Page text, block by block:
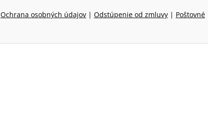
Ochrana osobných údajov | Odstúpenie od zmluvy | Poštovné